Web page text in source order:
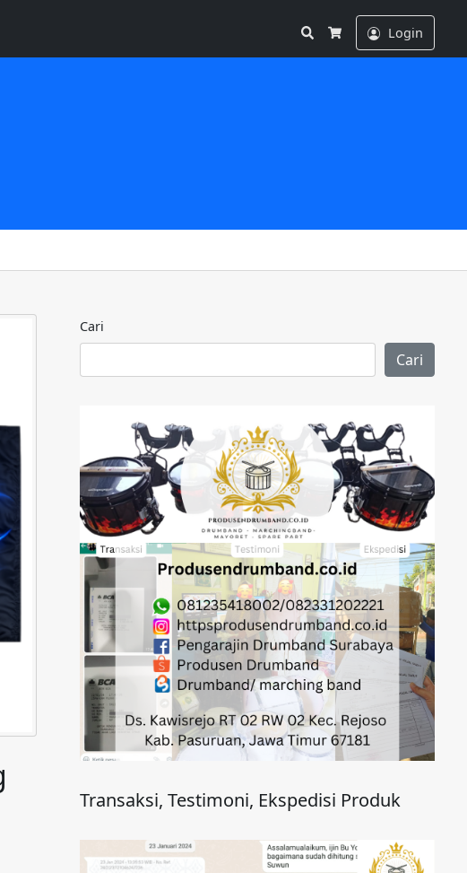
Search
Cart
Login
Cari
Cari
Transaksi, Testimoni, Ekspedisi Produk